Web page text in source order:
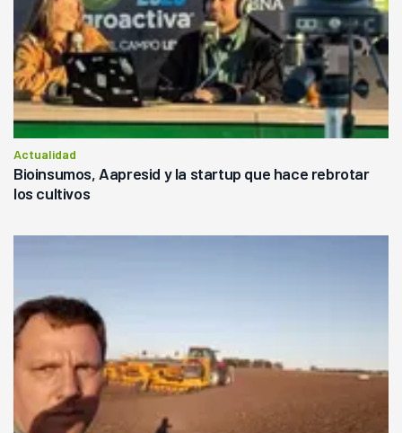
Actualidad
Bioinsumos, Aapresid y la startup que hace rebrotar
los cultivos